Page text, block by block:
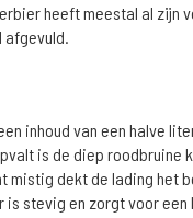
heeft meestal al zijn
inhoud van een halve
is de diep roodbruine
dekt de lading het
stevig en zorgt voor